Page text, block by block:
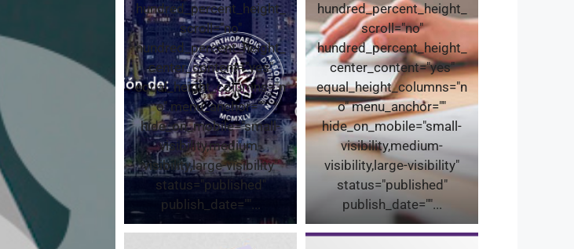
hundred_percent_height_
scroll="no"
hundred_percent_height_
center_content="yes"
equal_height_columns="n
o" menu_anchor=""
hide_on_mobile="small-
visibility,medium-
visibility,large-visibility"
status="published"
publish_date=""...
hundred_percent_height_
scroll="no"
hundred_percent_height_
center_content="yes"
equal_height_columns="n
o" menu_anchor=""
hide_on_mobile="small-
visibility,medium-
visibility,large-visibility"
status="published"
publish_date=""...